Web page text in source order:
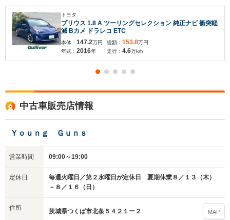
トヨタ
プリウス 1.8 A ツーリングセレクション 純正ナビ 衝突軽
減 Bカメ ドラレコ ETC
本体： 147.2万円
年式： 2016年
総額： 153.8万円
走行： 4.6万km
中古車販売店情報
Ｙｏｕｎｇ Ｇｕｎｓ
営業時間 09:00～19:00
定休日
毎週火曜日／第２水曜日が定休日 夏期休業８／１３（木）
－８／１６（日）
住所 茨城県つくば市北条５４２１ー２ MAP
入力途中の情報を保存しますか？
※次回問い合わせをする際に自動入力されます
いいえ はい